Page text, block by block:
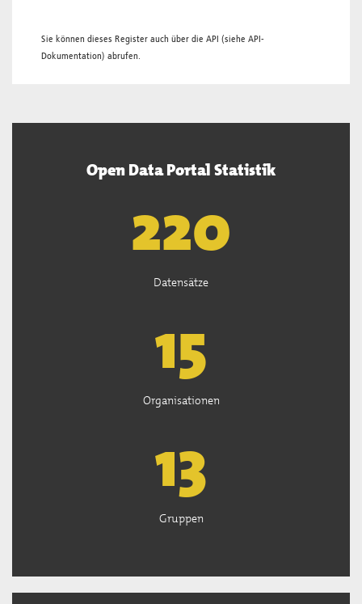
Sie können dieses Register auch über die API (siehe API-
Dokumentation) abrufen.
Open Data Portal Statistik
222
Datensätze
15
Organisationen
13
Gruppen